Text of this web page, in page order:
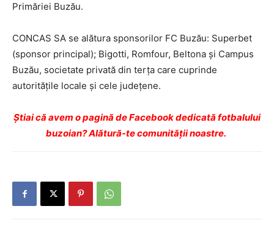
Primăriei Buzău.
CONCAS SA se alătura sponsorilor FC Buzău: Superbet
(sponsor principal); Bigotti, Romfour, Beltona şi Campus
Buzău, societate privată din terţa care cuprinde
autorităţile locale şi cele judeţene.
Ştiai că avem o pagină de Facebook dedicată fotbalului
buzoian? Alătură-te comunității noastre.